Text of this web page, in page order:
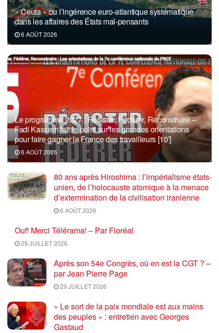
« Ceuta » ou l’ingérence euro-atlantique systématique
dans les affaires des États mal-pensants
6 AOÛT 2026
Le programme 2027 : Résister, Fédérer, Reconstruire –
Fadi Kassem fait le point sur les grandes orientations
pour faire gagner la France des travailleurs [10′]
6 AOÛT 2026
80 ans après Hiroshima : l’impérialisme états-
unien, de l’holocauste atomique à la menace
d’extermination de la civilisation iranienne
6 AOÛT 2026
Ouf! Merci Télérama! – Par Floréal
29 JUILLET 2026
Après son 54e Congrès, où en est la CGT ? –
par Jean Pierre Page
29 JUILLET 2026
« Le sort de la paix mondiale est aux mains
des peuples » : entretien avec Georges
Gastaud